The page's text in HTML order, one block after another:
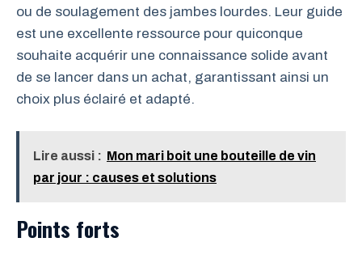
ou de soulagement des jambes lourdes. Leur guide
est une excellente ressource pour quiconque
souhaite acquérir une connaissance solide avant
de se lancer dans un achat, garantissant ainsi un
choix plus éclairé et adapté.
Lire aussi : Mon mari boit une bouteille de vin
par jour : causes et solutions
Points forts